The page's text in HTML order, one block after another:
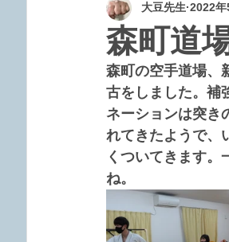
森町道
大豆先生 2022年
森町の空手道場、
古をしました。補
ネーションは突き
れてきたようで、
くついてきます。
ね。